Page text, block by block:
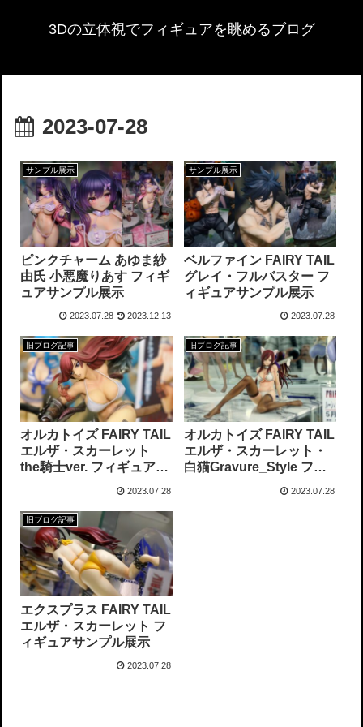
3Dの立体視でフィギュアを眺めるブログ
2023-07-28
サンプル展示
ピンクチャーム あゆま紗
由氏 小悪魔りあす フィギ
ュアサンプル展示
2023.07.28 2023.12.13
サンプル展示
ベルファイン FAIRY TAIL
グレイ・フルバスター フ
ィギュアサンプル展示
2023.07.28
旧ブログ記事
オルカトイズ FAIRY TAIL
エルザ・スカーレット
the騎士ver. フィギュアサ
2023.07.28
旧ブログ記事
オルカトイズ FAIRY TAIL
エルザ・スカーレット・
白猫Gravure_Style フィ
2023.07.28
旧ブログ記事
エクスプラス FAIRY TAIL
エルザ・スカーレット フ
ィギュアサンプル展示
2023.07.28